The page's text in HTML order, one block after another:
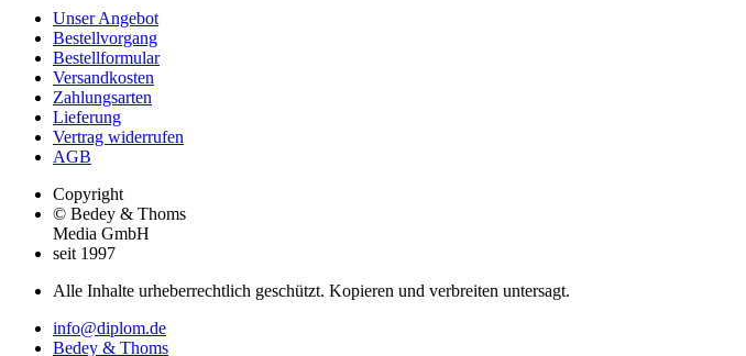
Unser Angebot
Bestellvorgang
Bestellformular
Versandkosten
Zahlungsarten
Lieferung
Vertrag widerrufen
AGB
Copyright
© Bedey & Thoms
Media GmbH
seit 1997
Alle Inhalte urheberrechtlich geschützt. Kopieren und verbreiten untersagt.
info@diplom.de
Bedey & Thoms